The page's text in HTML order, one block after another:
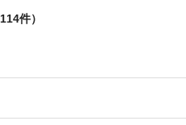
114件）